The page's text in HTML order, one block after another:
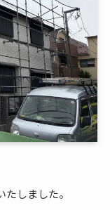
しました。